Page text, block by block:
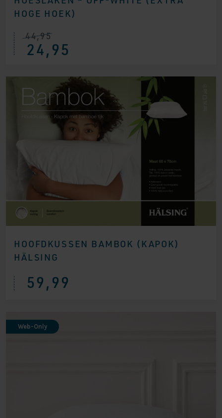
HOGE HOEK)
44,95
24,95
HOOFDKUSSEN BAMBOK (KAPOK)
HÄLSING
59,99
Web-Only